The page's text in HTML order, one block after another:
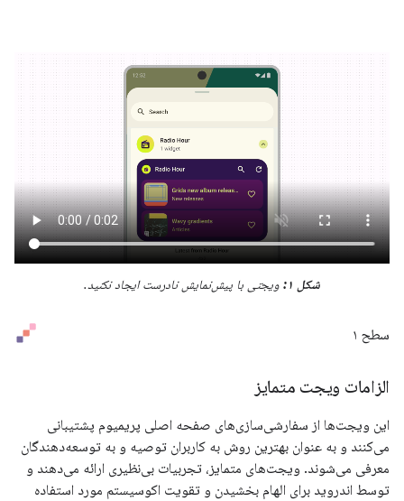
شکل ۱: ویجتی با پیش‌نمایش نادرست ایجاد نکنید.
سطح ۱
الزامات ویجت متمایز
این ویجت‌ها از سفارشی‌سازی‌های صفحه اصلی پریمیوم پشتیبانی
می‌کنند و به عنوان بهترین روش به کاربران توصیه و به توسعه‌دهندگان
معرفی می‌شوند. ویجت‌های متمایز، تجربیات بی‌نظیری ارائه می‌دهند و
توسط اندروید برای الهام بخشیدن و تقویت اکوسیستم مورد استفاده